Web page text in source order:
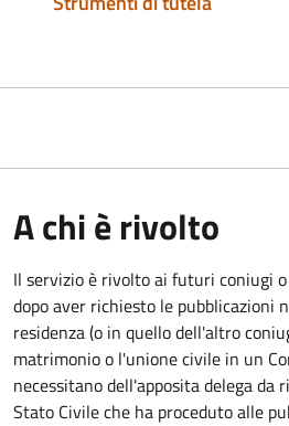
A chi è rivolto
Il servizio è rivolto ai futuri coniugi
dopo aver richiesto le pubblicazioni
residenza (o in quello dell'altro
matrimonio o l'unione civile in un
necessitano dell'apposita delega da
Stato Civile che ha proceduto alle